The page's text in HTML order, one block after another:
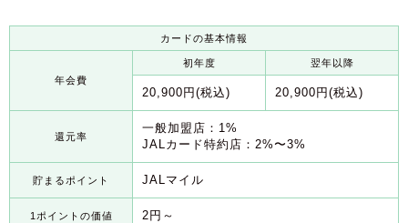
カードの基本情報
年会費
初年度 翌年以降
20,900円(税込) 20,900円(税込)
還元率
一般加盟店：1%
JALカード特約店：2%〜3%
貯まるポイント JALマイル
1ポイントの価値 2円～